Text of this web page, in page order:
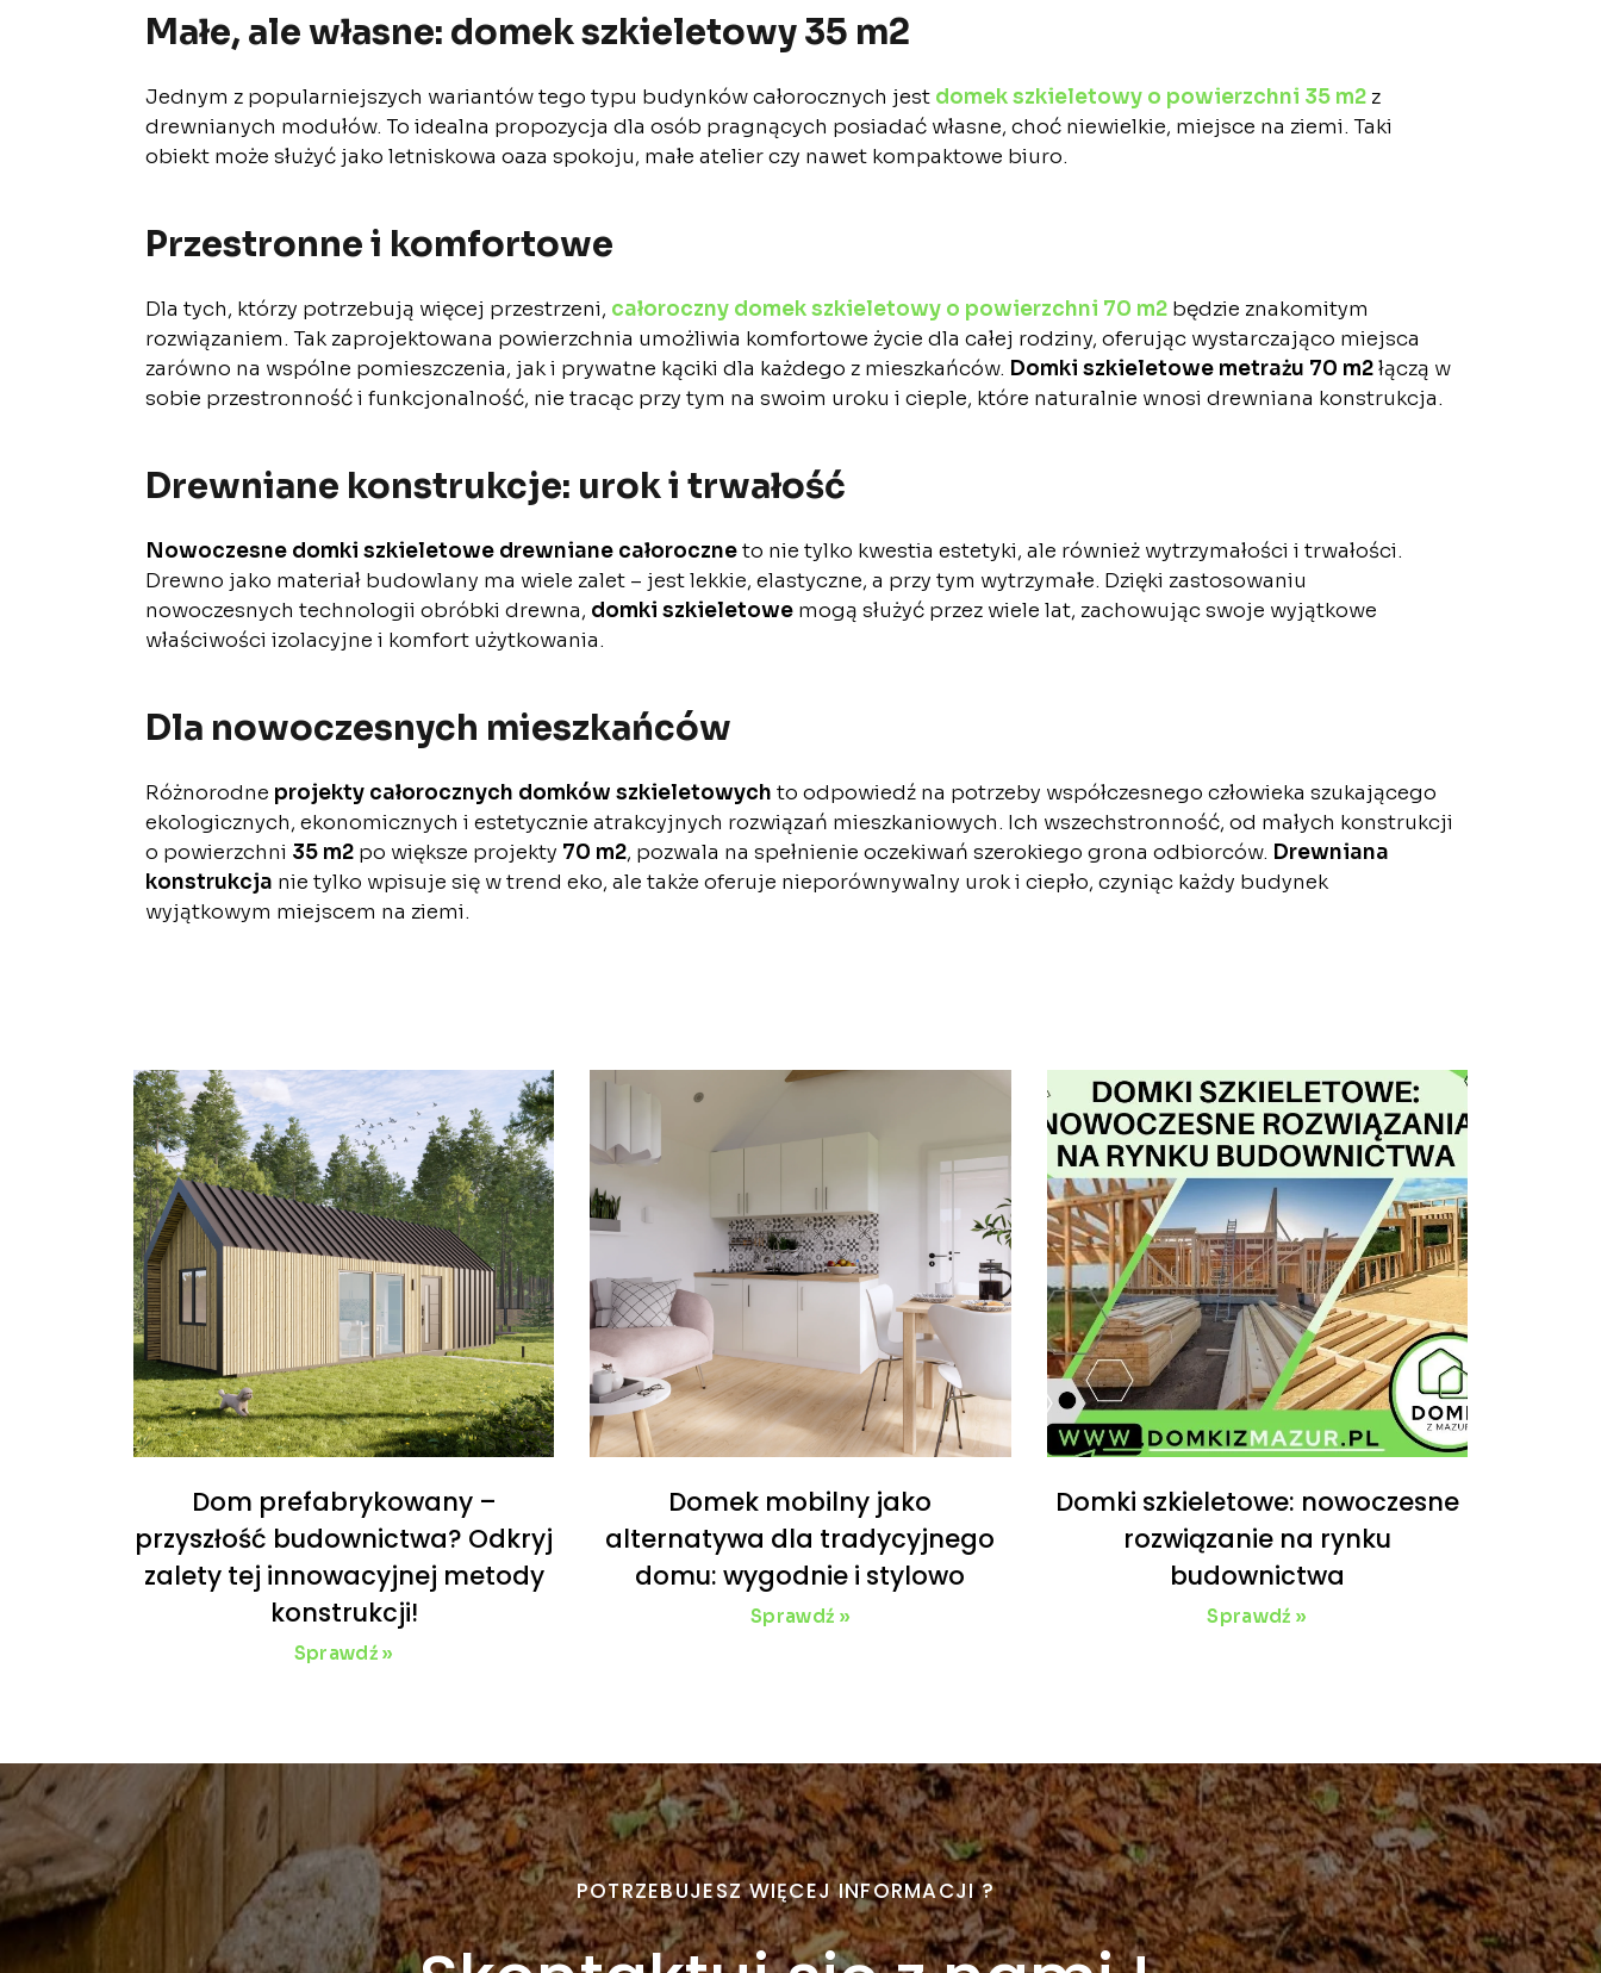
Małe, ale własne: domek szkieletowy 35 m2
Jednym z popularniejszych wariantów tego typu budynków całorocznych jest domek szkieletowy o powierzchni 35 m2 z
drewnianych modułów. To idealna propozycja dla osób pragnących posiadać własne, choć niewielkie, miejsce na ziemi. Taki
obiekt może służyć jako letniskowa oaza spokoju, małe atelier czy nawet kompaktowe biuro.
Przestronne i komfortowe
Dla tych, którzy potrzebują więcej przestrzeni, całoroczny domek szkieletowy o powierzchni 70 m2 będzie znakomitym
rozwiązaniem. Tak zaprojektowana powierzchnia umożliwia komfortowe życie dla całej rodziny, oferując wystarczająco miejsca
zarówno na wspólne pomieszczenia, jak i prywatne kąciki dla każdego z mieszkańców. Domki szkieletowe metrażu 70 m2łączą w
sobie przestronność i funkcjonalność, nie tracąc przy tym na swoim uroku i cieple, które naturalnie wnosi drewniana konstrukcja.
Drewniane konstrukcje: urok i trwałość
Nowoczesne domki szkieletowe drewniane całoroczneto nie tylko kwestia estetyki, ale również wytrzymałości i trwałości.
Drewno jako materiał budowlany ma wiele zalet – jest lekkie, elastyczne, a przy tym wytrzymałe. Dzięki zastosowaniu
nowoczesnych technologii obróbki drewna, domki szkieletowe mogą służyć przez wiele lat, zachowując swoje wyjątkowe
właściwości izolacyjne i komfort użytkowania.
Dla nowoczesnych mieszkańców
Różnorodne projekty całorocznych domków szkieletowych to odpowiedź na potrzeby współczesnego człowieka szukającego
ekologicznych, ekonomicznych i estetycznie atrakcyjnych rozwiązań mieszkaniowych. Ich wszechstronność, od małych konstrukcji
o powierzchni 35 m2 po większe projekty 70 m2, pozwala na spełnienie oczekiwań szerokiego grona odbiorców. Drewniana
konstrukcja nie tylko wpisuje się w trend eko, ale także oferuje nieporównywalny urok i ciepło, czyniąc każdy budynek
wyjątkowym miejscem na ziemi.
Dom prefabrykowany –
przyszłość budownictwa? Odkryj
zalety tej innowacyjnej metody
konstrukcji!
Sprawdź »
Domek mobilny jako
alternatywa dla tradycyjnego
domu: wygodnie i stylowo
Sprawdź »
Domki szkieletowe: nowoczesne
rozwiązanie na rynku
budownictwa
Sprawdź »
POTRZEBUJESZ WIĘCEJ INFORMACJI ?